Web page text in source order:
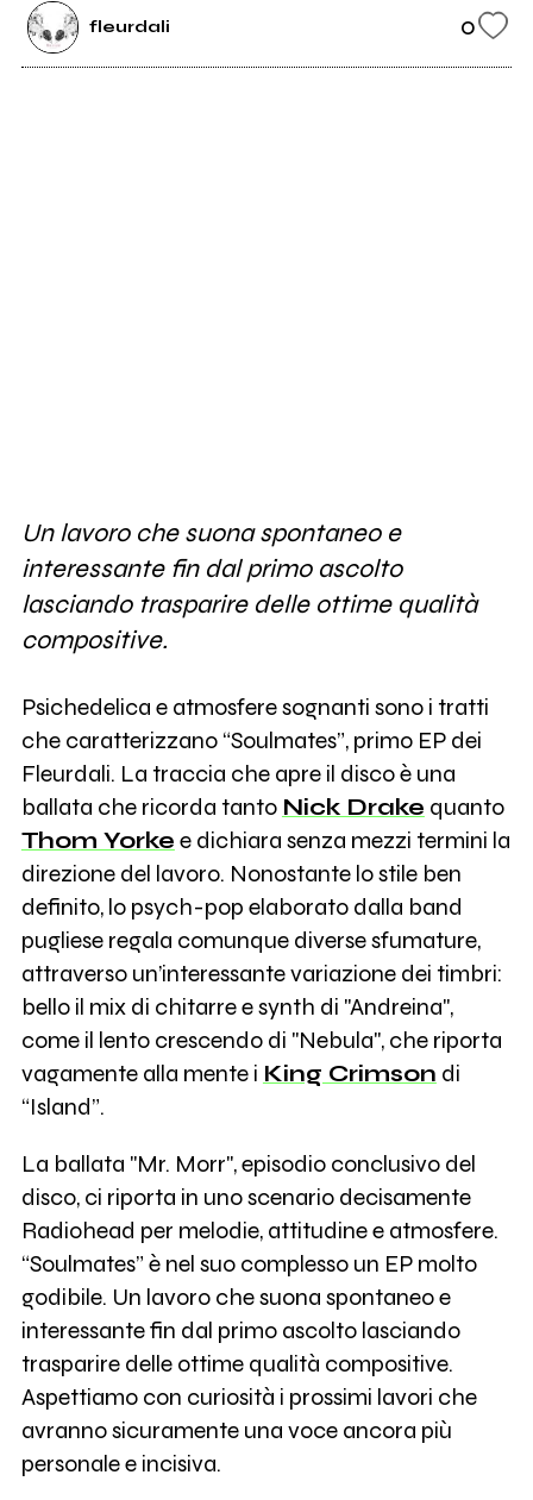
fleurdali 0
Un lavoro che suona spontaneo e
interessante fin dal primo ascolto
lasciando trasparire delle ottime qualità
compositive.
Psichedelica e atmosfere sognanti sono i tratti
che caratterizzano “Soulmates”, primo EP dei
Fleurdali. La traccia che apre il disco è una
ballata che ricorda tanto Nick Drake quanto
Thom Yorke e dichiara senza mezzi termini la
direzione del lavoro. Nonostante lo stile ben
definito, lo psych-pop elaborato dalla band
pugliese regala comunque diverse sfumature,
attraverso un’interessante variazione dei timbri:
bello il mix di chitarre e synth di "Andreina",
come il lento crescendo di "Nebula", che riporta
vagamente alla mente i King Crimson di
“Island”.
La ballata "Mr. Morr", episodio conclusivo del
disco, ci riporta in uno scenario decisamente
Radiohead per melodie, attitudine e atmosfere.
“Soulmates” è nel suo complesso un EP molto
godibile. Un lavoro che suona spontaneo e
interessante fin dal primo ascolto lasciando
trasparire delle ottime qualità compositive.
Aspettiamo con curiosità i prossimi lavori che
avranno sicuramente una voce ancora più
personale e incisiva.